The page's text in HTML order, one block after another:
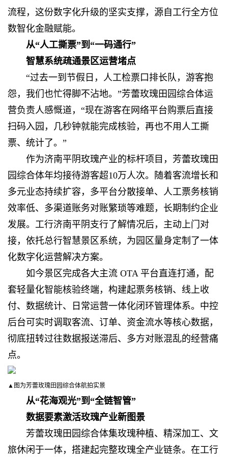
流程，这份数字化升级的坚实支撑，源自工行全方位
数智化金融赋能。
从“人工撕票”到“一码通行”
智慧系统疏通景区运营堵点
“过去一到节假日，人工检票口排长队，游客抱
怨，我们也忙得脚不沾地。”芳蕾玫瑰田园综合体运
营负责人感慨道，“现在游客在网络平台购票后直接
扫码入园，几秒钟就能完成核验，再也不用人工撕
票、统计了。”
作为济南平阴玫瑰产业的标杆项目，芳蕾玫瑰田
园综合体年均接待游客超10万人次。随着客流增长和
多元业态持续扩容，多平台分散接单、人工票务核销
效率低、多渠道账务对账繁琐等难题，长期制约企业
发展。工行济南平阴支行了解情况后，主动上门对
接，依托总行智慧景区系统，为园区量身定制了一体
化数字化运营解决方案。
如今景区完成各大主流 OTA 平台直连打通，配
套轻量化智能核验终端，构建起票务核销、线上收
付、数据统计、日常运营一体化闭环管理体系。中控
后台可实时调取客流、订单、资金流水等核心数据，
彻底扭转过往数据报送滞后、多方对账混乱的经营痛
点。
▲图为芳蕾玫瑰田园综合体航拍实景
从“花海观光”到“全链智管”
数据要素激活玫瑰产业新图景
芳蕾玫瑰田园综合体集玫瑰种植、精深加工、文
旅休闲于一体，搭建起完整玫瑰全产业链条。在工行